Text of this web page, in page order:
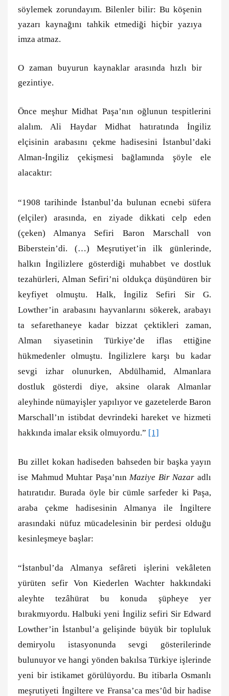
söylemek zorundayım. Bilenler bilir: Bu köşenin
yazarı kaynağını tahkik etmediği hiçbir yazıya
imza atmaz.
O zaman buyurun kaynaklar arasında hızlı bir
gezintiye.
Önce meşhur Midhat Paşa’nın oğlunun tespitlerini
alalım. Ali Haydar Midhat hatıratında İngiliz
elçisinin arabasını çekme hadisesini İstanbul’daki
Alman-İngiliz çekişmesi bağlamında şöyle ele
alacaktır:
“1908 tarihinde İstanbul’da bulunan ecnebi süfera
(elçiler) arasında, en ziyade dikkati celp eden
(çeken) Almanya Sefiri Baron Marschall von
Biberstein’di. (…) Meşrutiyet’in ilk günlerinde,
halkın İngilizlere gösterdiği muhabbet ve dostluk
tezahürleri, Alman Sefiri’ni oldukça düşündüren bir
keyfiyet olmuştu. Halk, İngiliz Sefiri Sir G.
Lowther’in arabasını hayvanlarını sökerek, arabayı
ta sefarethaneye kadar bizzat çektikleri zaman,
Alman siyasetinin Türkiye’de iflas ettiğine
hükmedenler olmuştu. İngilizlere karşı bu kadar
sevgi izhar olunurken, Abdülhamid, Almanlara
dostluk gösterdi diye, aksine olarak Almanlar
aleyhinde nümayişler yapılıyor ve gazetelerde Baron
Marschall’ın istibdat devrindeki hareket ve hizmeti
hakkında imalar eksik olmuyordu.” [1]
Bu zillet kokan hadiseden bahseden bir başka yayın
ise Mahmud Muhtar Paşa’nın Maziye Bir Nazar adlı
hatıratıdır. Burada öyle bir cümle sarfeder ki Paşa,
araba çekme hadisesinin Almanya ile İngiltere
arasındaki nüfuz mücadelesinin bir perdesi olduğu
kesinleşmeye başlar:
“İstanbul’da Almanya sefâreti işlerini vekâleten
yürüten sefir Von Kiederlen Wachter hakkındaki
aleyhte tezâhürat bu konuda şüpheye yer
bırakmıyordu. Halbuki yeni İngiliz sefiri Sir Edward
Lowther’in İstanbul’a gelişinde büyük bir topluluk
demiryolu istasyonunda sevgi gösterilerinde
bulunuyor ve hangi yönden bakılsa Türkiye işlerinde
yeni bir istikamet görülüyordu. Bu itibarla Osmanlı
meşrutiyeti İngiltere ve Fransa’ca mes’ûd bir hadise